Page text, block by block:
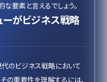
要素と言えるでしょう。
ーがビジネス戦略
代のビジネス戦略において
の重要性を理解するには、